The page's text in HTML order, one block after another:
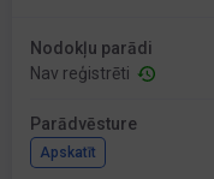
Nodokļu parādi
Nav reģistrēti
Parādvēsture
Apskatīt